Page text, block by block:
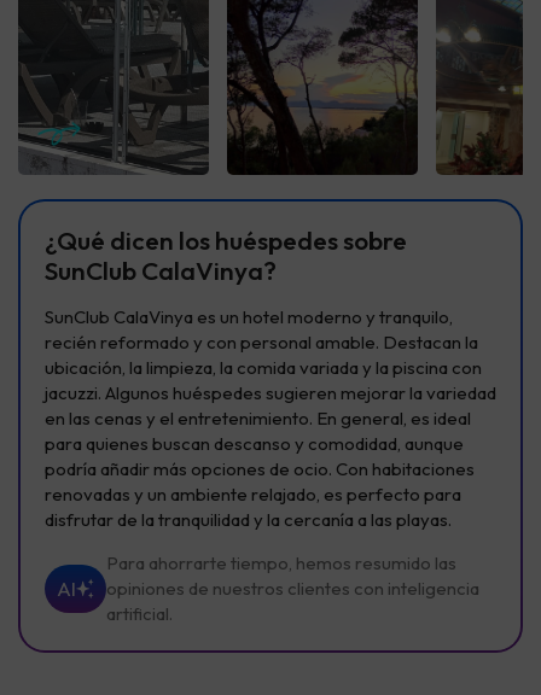
¿Qué dicen los huéspedes sobre
SunClub CalaVinya?
SunClub CalaVinya es un hotel moderno y tranquilo,
recién reformado y con personal amable. Destacan la
ubicación, la limpieza, la comida variada y la piscina con
jacuzzi. Algunos huéspedes sugieren mejorar la variedad
en las cenas y el entretenimiento. En general, es ideal
para quienes buscan descanso y comodidad, aunque
podría añadir más opciones de ocio. Con habitaciones
renovadas y un ambiente relajado, es perfecto para
disfrutar de la tranquilidad y la cercanía a las playas.
AI
Para ahorrarte tiempo, hemos resumido las
opiniones de nuestros clientes con inteligencia
artificial.